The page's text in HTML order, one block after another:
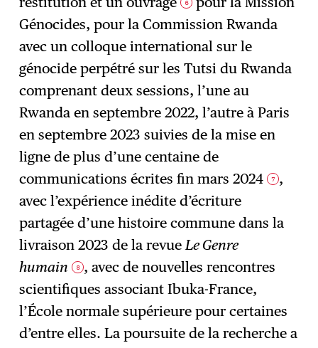
Génocides, pour la Commission Rwanda
avec un colloque international sur le
génocide perpétré sur les Tutsi du Rwanda
comprenant deux sessions, l’une au
Rwanda en septembre 2022, l’autre à Paris
en septembre 2023 suivies de la mise en
ligne de plus d’une centaine de
communications écrites fin mars 2024 7 ,
avec l’expérience inédite d’écriture
partagée d’une histoire commune dans la
livraison 2023 de la revueLe Genre
humain
8 , avec de nouvelles rencontres
scientifiques associant Ibuka-France,
l’École normale supérieure pour certaines
d’entre elles. La poursuite de la recherche a